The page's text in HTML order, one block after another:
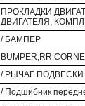
ПРОКЛАДКИ
ДВИГАТЕЛЯ,
/ БАМПЕР
BUMPER,RR
/ РЫЧАГ ПОДВЕСКИ
/ Подшибник